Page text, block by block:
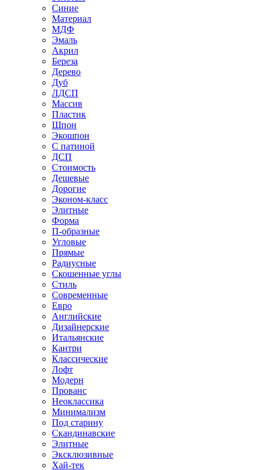
Синие
Материал
МДФ
Эмаль
Акрил
Береза
Дерево
Дуб
ЛДСП
Массив
Пластик
Шпон
Экошпон
С патиной
ДСП
Стоимость
Дешевые
Дорогие
Эконом-класс
Элитные
Форма
П-образные
Угловые
Прямые
Радиусные
Скошенные углы
Стиль
Современные
Евро
Английские
Дизайнерские
Итальянские
Кантри
Классические
Лофт
Модерн
Прованс
Неоклассика
Минимализм
Под старину
Скандинавские
Элитные
Эксклюзивные
Хай-тек